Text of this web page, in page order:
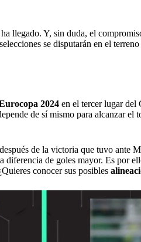
llegado. Y, sin duda, el
se disputarán en el
2024 en el tercer lugar del
de sí mismo para alcanzar el
de la victoria que tuvo ante
diferencia de goles mayor. Es por
conocer sus posibles